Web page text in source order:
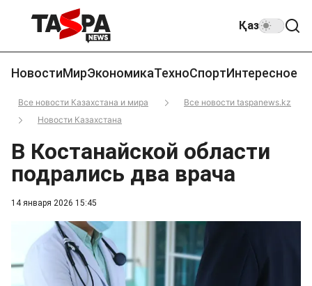
Қаз
НовостиМирЭкономикаТехноСпортИнтересное
Все новости Казахстана и мира
Все новости taspanews.kz
Новости Казахстана
14 января 2026 15:45
В Костанайской области
подрались два врача